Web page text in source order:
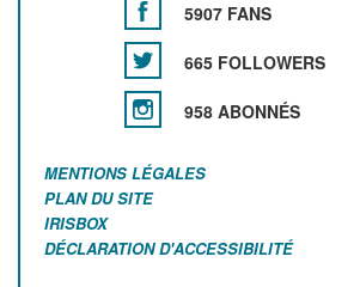
5907 FANS
665 FOLLOWERS
958 ABONNÉS
MENTIONS LÉGALES
PLAN DU SITE
IRISBOX
DÉCLARATION D'ACCESSIBILITÉ